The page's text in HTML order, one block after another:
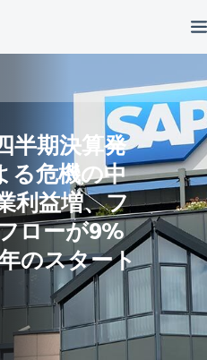
半期決算発
る危機の中
利益増、フ
ローが9%
のスタート